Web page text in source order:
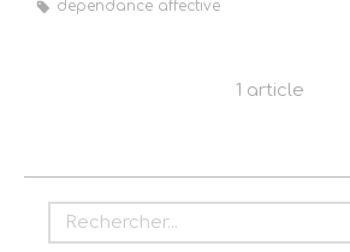
dependance affective
1 article
Rechercher